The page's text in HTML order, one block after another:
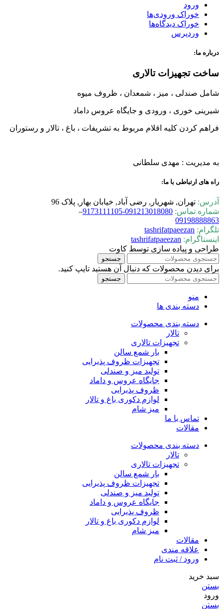
ورود
خوراک ورودی‌ها
خوراک دیدگاه‌ها
وردپرس
درباره ما:
ساخت تجهیزات تالاری
شامل صندلی ، میز ، شمعدان ، ظروف میوه
شیرینی خوری ، ورودی و جایگاه عروس داماد
فراهم کردن کلیه اقلام مربوط به تشریفات ، باغ ، تالار و رستوران
به مدیریت : مهدی سلطانی
راه های ارتباطی با ما:
آدرس: تهران, شهریار, رضی آباد, خیابان بهار, پلاک 96
شماره تماس:
091213018080-9173111105
–
09198888863
تلگرام: tashrifatpaeezan
اینستاگرام: tashrifatpaeezan
طراحی و پیاده سازی توسط کاوت
جستجو
برای دیدن محصولات که دنبال آن هستید تایپ کنید.
جستجو
منو
دسته بندی ها
دسته بندی محصولات
تالار
تجهیزات تالاری
بار شمع سالن
تجهیزات ظروف پذیرایی
تولید میز و صندلی
جایگاه عروس و داماد
ظروف پذیرایی
لوازم دکوری باغ و تالار
میز شام
تماس با ما
مقالات
دسته بندی محصولات
تالار
تجهیزات تالاری
بار شمع سالن
تجهیزات ظروف پذیرایی
تولید میز و صندلی
جایگاه عروس و داماد
ظروف پذیرایی
لوازم دکوری باغ و تالار
میز شام
مقالات
علاقه مندی
ورود / ثبت نام
سبد خرید
بستن
ورود
بستن